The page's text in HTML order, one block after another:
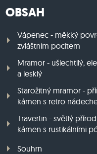
Travníkový obrubník z ruly
OBSAH
Vápenec - měkký
zvláštním pocitem
Mramor - ušlechtilý,
a lesklý
Starožitný mramor -
kámen s retro
Travertin - světlý
kámen s rustikálními
Souhrn